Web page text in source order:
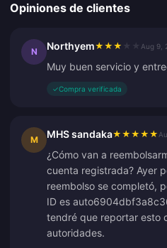
Opiniones de clientes
N Northyem★ ★ ★ Aug 9,
Muy buen servicio y
✓Compra verificada
M MHS sandaka★ ★ ★ ★ ★
¿Cómo van a
cuenta registrada? Ayer
reembolso se completó,
ID es
tendré que reportar esto
autoridades.